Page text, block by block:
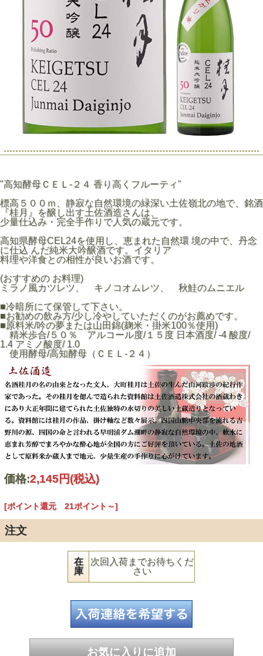
"高知酵母ＣＥＬ-２４ 香り高くフルーティ"
標高５００ｍ、静寂な自然環境の緑深い土佐嶺北の地で、銘酒
『桂月』を醸し出す土佐酒造さんは、
少量仕込み・完全手作りで人気の蔵元です。
高知県酵母CEL24を使用し、恵まれた自然環 境の中で、丹念
に仕込 んだ純米大吟醸酒です。イタリア
料理や洋食との相性が良いお酒です。
(おすすめの お料理)
ミラノ風カツレツ、 キノコオムレツ、 秋鮭のムニエル
■冷暗所にて保管して下さい。
■お勧めの飲み方/少し冷やしていただくのがお薦めです。
■原料米/吟の夢または山田錦(麹米・掛米100％使用)
精米歩合/５０％ アルコール度/１５度 日本酒度/ -4 酸度/
1.4 アミノ酸度/ 1.0
使用酵母/高知酵母（ＣＥＬ-２４）
価格:2,145円(税込)
[ポイント還元 21ポイント～]
注文
在
庫
次回入荷までお待ちくだ
さい